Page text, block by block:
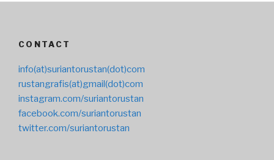
CONTACT
info(at)suriantorustan(dot)com
rustangrafis(at)gmail(dot)com
instagram.com/suriantorustan
facebook.com/suriantorustan
twitter.com/suriantorustan